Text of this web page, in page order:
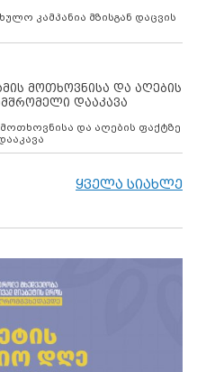
კამპანია მზისგან დაცვის
მოთხოვნისა და აღების
დააკავა
ყველა სიახლე